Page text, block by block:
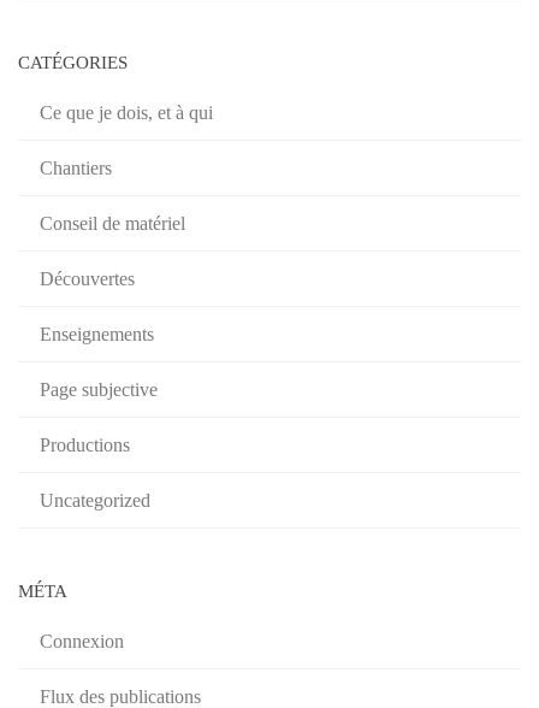
CATÉGORIES
Ce que je dois, et à qui
Chantiers
Conseil de matériel
Découvertes
Enseignements
Page subjective
Productions
Uncategorized
MÉTA
Connexion
Flux des publications